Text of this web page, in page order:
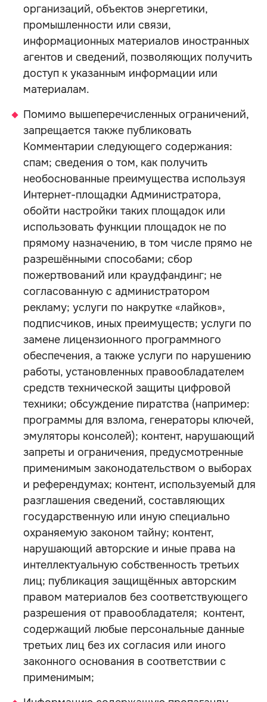
организаций, объектов энергетики,
промышленности или связи,
информационных материалов иностранных
агентов и сведений, позволяющих получить
доступ к указанным информации или
материалам.
Помимо вышеперечисленных ограничений,
запрещается также публиковать
Комментарии следующего содержания:
спам; сведения о том, как получить
необоснованные преимущества используя
Интернет-площадки Администратора,
обойти настройки таких площадок или
использовать функции площадок не по
прямому назначению, в том числе прямо не
разрешёнными способами; сбор
пожертвований или краудфандинг; не
согласованную с администратором
рекламу; услуги по накрутке «лайков»,
подписчиков, иных преимуществ; услуги по
замене лицензионного программного
обеспечения, а также услуги по нарушению
работы, установленных правообладателем
средств технической защиты цифровой
техники; обсуждение пиратства (например:
программы для взлома, генераторы ключей,
эмуляторы консолей); контент, нарушающий
запреты и ограничения, предусмотренные
применимым законодательством о выборах
и референдумах; контент, используемый для
разглашения сведений, составляющих
государственную или иную специально
охраняемую законом тайну; контент,
нарушающий авторские и иные права на
интеллектуальную собственность третьих
лиц; публикация защищённых авторским
правом материалов без соответствующего
разрешения от правообладателя; контент,
содержащий любые персональные данные
третьих лиц без их согласия или иного
законного основания в соответствии с
применимым;